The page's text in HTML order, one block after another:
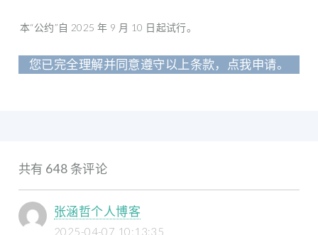
本“公约”自 2025 年 9 月 10 日起试行。
您已完全理解并同意遵守以上条款，点我申请。
共有 648 条评论
张涵哲个人博客
2025-04-07 10:13:35